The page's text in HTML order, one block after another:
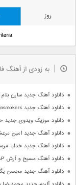
روز
به زودی از آهنگ
دانلود آهنگ جدید سارن
دانلود آهنگ جدید The Chainsmokers و Emily Warren بنام Side Effects
دانلود موزیک ویدوی
دانلود آهنگ جدید امین
دانلود آهنگ جدید خدایا
دانلود آهنگ مسیح و آرش AP به نام خیلی دلم تنگه
دانلود آهنگ جدید محسن